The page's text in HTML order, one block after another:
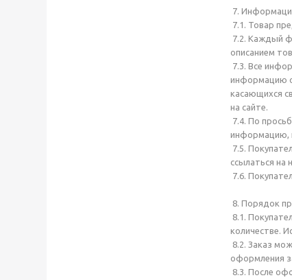
7.
7.1. Товар
7.2. Каждый
описанием
7.3. Все
информацию о
касающихся
на сайте.
7.4. По
информацию,
7.5.
ссылаться на
7.6.
8. Порядок
8.1.
количестве.
8.2. Заказ
оформления
8.3. После